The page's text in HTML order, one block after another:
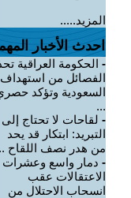
المزيد.....
احدث الأخبار
- الحكومة العراقية
الفصائل من استهداف
السعودية وتؤكد
...
- لقاحات لا تحتاج إلى
التبريد: ابتكار قد يحد
من هدر نصف اللقاح
- دمار واسع وعشرات
الاعتقالات عقب
انسحاب الاحتلال من